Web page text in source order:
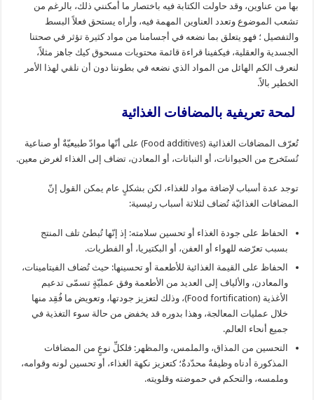
بها من عناوين، وقد حاولت الكتابة فيه باختصار ما أمكنني ذلك، بالرغم من
تشعب الموضوع وتعدد العناوين المهمة فيه، وأراه يستحق فعلاً البسط
والتفصيل ؛ فهو يتعلق بما نضعه في أجسامنا من مواد كثيرة تؤثر في صحتنا
الجسدية والعقلية، فيكفينا قراءة قائمة محتويات مسحوق كيك جاهز مثلاً،
لنعرف الكم الهائل من المواد الذي نضعه في بطوننا دون أن نلقي لهذا الأمر
الخطير بالاً.
لمحة تعريفية بالمضافات الغذائية
تُعرّف المضافات الغذائية (Food additives) على أنّها موادّ طبيعيّةٌ أو صناعية
تُستَخرج من الحيوانات، أو النباتات، أو المعادن، تضاف إلى الغذاء لغرض معين.
توجد عدة أسباب لإضافة مواد للغذاء، لكن بشكلٍ عام يمكن القول إنّ
المضافات الغذائيّة تُضاف لثلاثة أسباب رئيسية:
الحفاظ على جودة الغذاء أو تحسين سلامته: إذ إنّها تُبطئ تلف المنتج
بسبب تعرّضه للهواء أو العفن، أو البكتيريا، أو الفطريات.
الحفاظ على القيمة الغذائية للأطعمة أو تحسينها: حيث تُضاف الفيتامينات،
والمعادن، والألياف إلى العديد من الأطعمة وفق عمليّةٍ تسمّى تدعيم
الأغذية (Food fortification)، وذلك لتعزيز جودتها، وتعويض ما فُقِد منها
خلال عمليات المعالجة، وهذا بدوره قد يخفض من حالة سوء التغذية في
جميع أنحاء العالم.
التحسين من المذاق، والملمس، والمظهر: فلكلِّ نوعٍ من المضافات
المذكورة أدناه وظيفةٌ محدّدةٌ؛ كتعزيز نكهة الغذاء، أو تحسين لونه وقوامه،
وملمسه، والتحكم في حموضته وقلويته.